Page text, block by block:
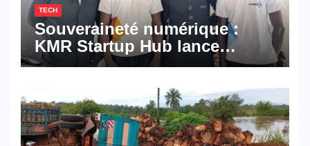
TECH
Souveraineté numérique :
KMR Startup Hub lance
Pyramid Browser et Pyramid
numériques made in
Cameroon